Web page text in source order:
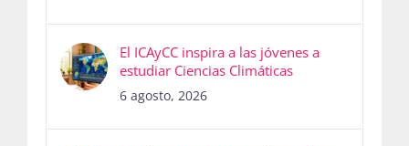
El ICAyCC inspira a las jóvenes a
estudiar Ciencias Climáticas
6 agosto, 2026